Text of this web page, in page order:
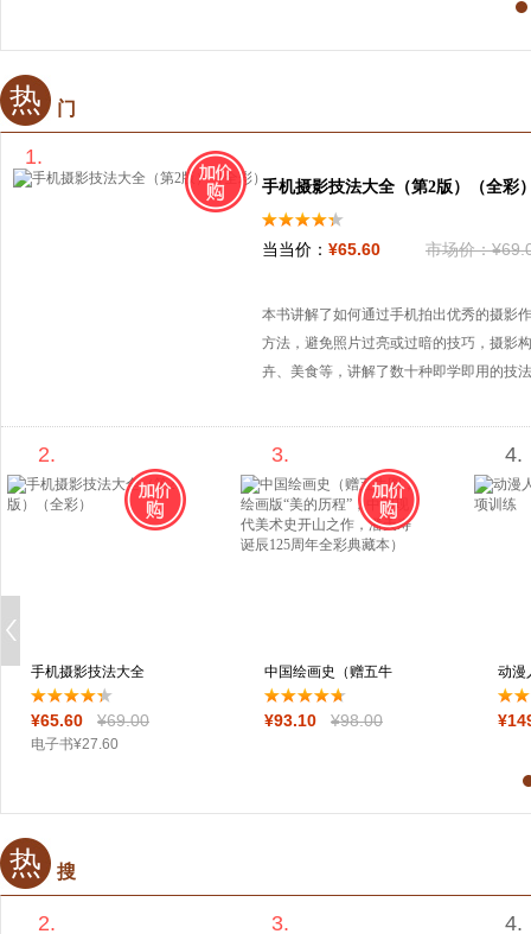
热 门
1.
手机摄影技法大全（第2版）（全彩
当当价： ¥65.60 市场价：¥69
本书讲解了如何通过手机拍出优秀的摄影
方法，避免照片过亮或过暗的技巧，摄影
卉、美食等，讲解了数十种即学即用的技
的，即使各位读者将摄影器材升级为单反
2.
手机摄影技法大全
（第2版）（全彩
¥65.60 ¥69.00
电子书¥27.60
3.
中国绘画史（赠五牛
图，绘画版“美
¥93.10 ¥98.00
4.
动漫
法专
¥
热 搜
2. 3. 4.